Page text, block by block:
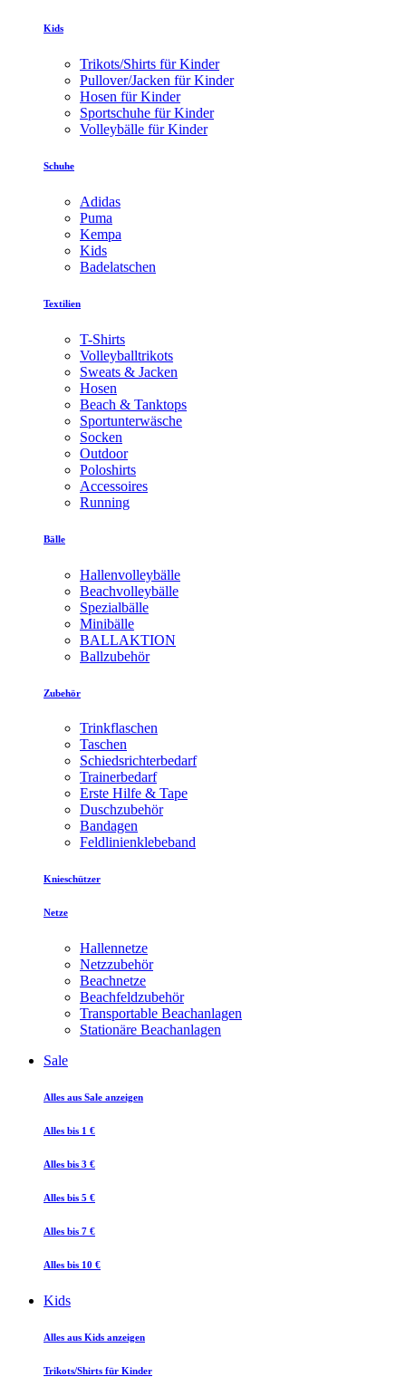
Kids
Trikots/Shirts für Kinder
Pullover/Jacken für Kinder
Hosen für Kinder
Sportschuhe für Kinder
Volleybälle für Kinder
Schuhe
Adidas
Puma
Kempa
Kids
Badelatschen
Textilien
T-Shirts
Volleyballtrikots
Sweats & Jacken
Hosen
Beach & Tanktops
Sportunterwäsche
Socken
Outdoor
Poloshirts
Accessoires
Running
Bälle
Hallenvolleybälle
Beachvolleybälle
Spezialbälle
Minibälle
BALLAKTION
Ballzubehör
Zubehör
Trinkflaschen
Taschen
Schiedsrichterbedarf
Trainerbedarf
Erste Hilfe & Tape
Duschzubehör
Bandagen
Feldlinienklebeband
Knieschützer
Netze
Hallennetze
Netzzubehör
Beachnetze
Beachfeldzubehör
Transportable Beachanlagen
Stationäre Beachanlagen
Sale
Alles aus Sale anzeigen
Alles bis 1 €
Alles bis 3 €
Alles bis 5 €
Alles bis 7 €
Alles bis 10 €
Kids
Alles aus Kids anzeigen
Trikots/Shirts für Kinder